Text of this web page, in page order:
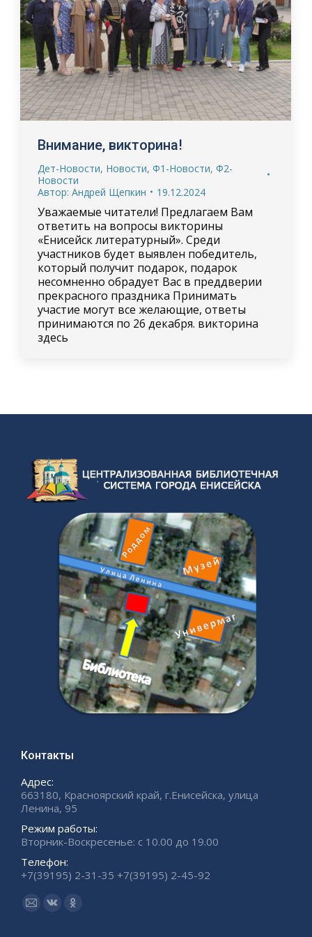
Внимание, викторина!
Дет-Новости, Новости, Ф1-Новости, Ф2-
Новости
Автор: Андрей Щепкин 19.12.2024
Уважаемые читатели! Предлагаем Вам
ответить на вопросы викторины
«Енисейск литературный». Среди
участников будет выявлен победитель,
который получит подарок, подарок
несомненно обрадует Вас в преддверии
прекрасного праздника Принимать
участие могут все желающие, ответы
принимаются по 26 декабря. викторина
здесь
Контакты
Адрес:
663180, Красноярский край, г.Енисейска, улица
Ленина, 95
Режим работы:
Вторник-Воскресенье: с 10.00 до 19.00
Телефон:
+7(39195) 2-31-35 +7(39195) 2-45-92
Ищите нас:
СтраницаСтраница
Страница